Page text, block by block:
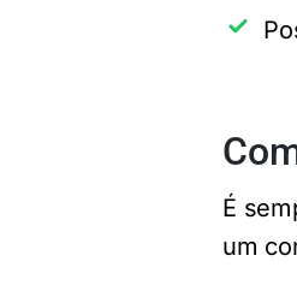
É
um